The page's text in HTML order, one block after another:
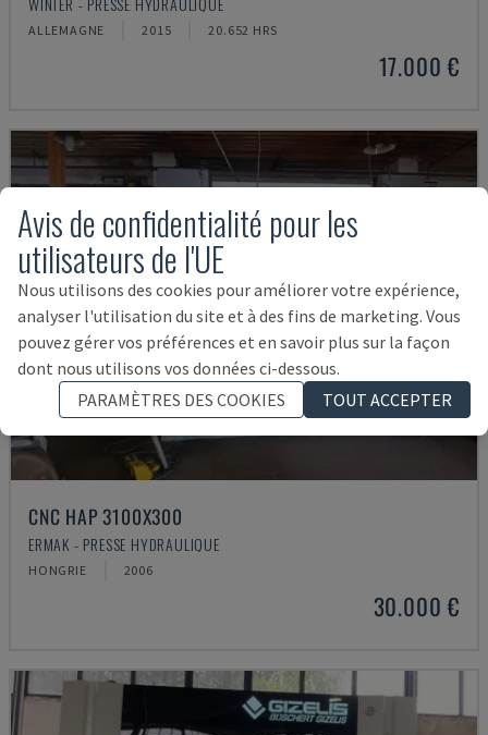
ALLEMAGNE 2015 20.652 HRS
17.000 €
CNC HAP 3100X300
ERMAK - PRESSE HYDRAULIQUE
HONGRIE 2006
30.000 €
Avis de confidentialité pour les
utilisateurs de l'UE
Nous utilisons des cookies pour améliorer votre expérience,
analyser l'utilisation du site et à des fins de marketing. Vous
pouvez gérer vos préférences et en savoir plus sur la façon
dont nous utilisons vos données ci-dessous.
PARAMÈTRES DES COOKIES
TOUT ACCEPTER